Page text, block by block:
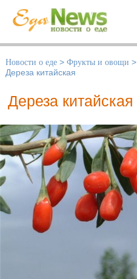
Новости о еде > Фрукты и овощи >
Дереза китайская
Дереза китайская